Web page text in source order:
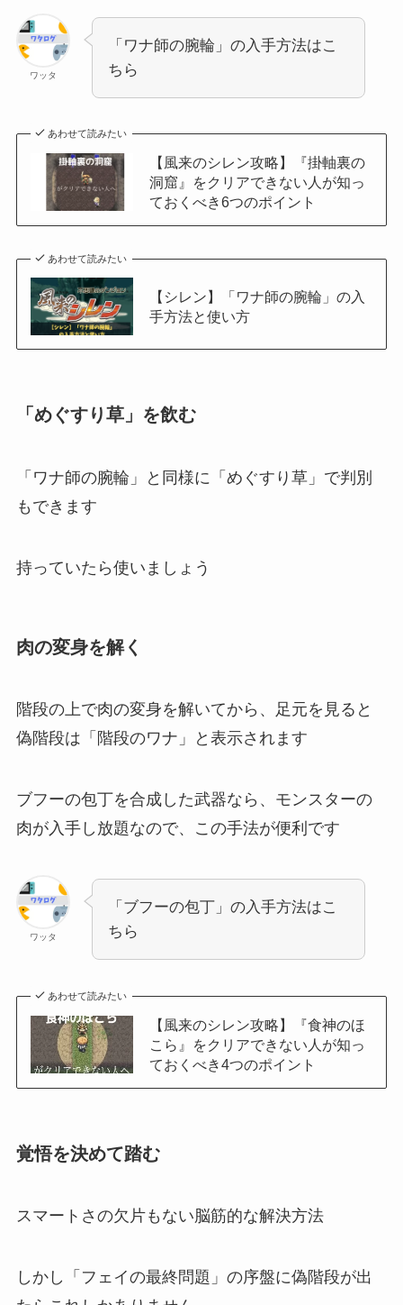
ワッタ
「ワナ師の腕輪」の入手方法はこ
ちら
あわせて読みたい
【風来のシレン攻略】『掛軸裏の
洞窟』をクリアできない人が知っ
ておくべき6つのポイント
あわせて読みたい
【シレン】「ワナ師の腕輪」の入
手方法と使い方
「めぐすり草」を飲む
「ワナ師の腕輪」と同様に「めぐすり草」で判別
もできます
持っていたら使いましょう
肉の変身を解く
階段の上で肉の変身を解いてから、足元を見ると
偽階段は「階段のワナ」と表示されます
ブフーの包丁を合成した武器なら、モンスターの
肉が入手し放題なので、この手法が便利です
ワッタ
「ブフーの包丁」の入手方法はこ
ちら
あわせて読みたい
【風来のシレン攻略】『食神のほ
こら』をクリアできない人が知っ
ておくべき4つのポイント
覚悟を決めて踏む
スマートさの欠片もない脳筋的な解決方法
しかし「フェイの最終問題」の序盤に偽階段が出